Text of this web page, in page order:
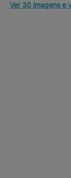
Ver 30 imagens e